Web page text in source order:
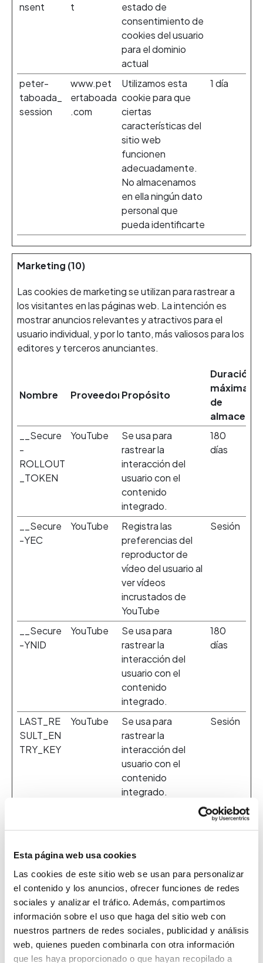
Esta página web usa cookies
Las cookies de este sitio web se usan para personalizar
el contenido y los anuncios, ofrecer funciones de redes
sociales y analizar el tráfico. Además, compartimos
información sobre el uso que haga del sitio web con
nuestros partners de redes sociales, publicidad y análisis
web, quienes pueden combinarla con otra información
que les haya proporcionado o que hayan recopilado a
nsent
t
estado de
consentimiento de
cookies del usuario
para el dominio
actual
peter-
taboada_
session
www.pet
ertaboada
.com
Utilizamos esta
cookie para que
ciertas
características del
sitio web
funcionen
adecuadamente.
No almacenamos
en ella ningún dato
personal que
pueda identificarte
1 día
Marketing (10)
Las cookies de marketing se utilizan para rastrear a
los visitantes en las páginas web. La intención es
mostrar anuncios relevantes y atractivos para el
usuario individual, y por lo tanto, más valiosos para los
editores y terceros anunciantes.
Nombre Proveedor Propósito
Duración
máxima
de
__Secure
-
ROLLOUT
_TOKEN
YouTube
Se usa para
rastrear la
interacción del
usuario con el
contenido
integrado.
180
días
__Secure
-YEC
YouTube
Registra las
preferencias del
reproductor de
vídeo del usuario al
ver vídeos
incrustados de
YouTube
Sesión
__Secure
-YNID
YouTube
Se usa para
rastrear la
interacción del
usuario con el
contenido
integrado.
180
días
LAST_RE
SULT_EN
TRY_KEY
YouTube
Se usa para
rastrear la
interacción del
usuario con el
contenido
integrado.
Sesión
equestsS
usuario con el
contenido
integrado.
Persist
TESTCO
OKIESEN
ABLED
YouTube
Se usa para
rastrear la
interacción del
usuario con el
contenido
1 día